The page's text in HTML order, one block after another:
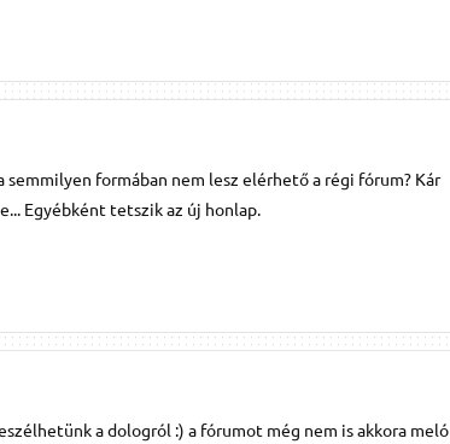
semmilyen formában nem lesz elérhető a régi fórum? Kár
Egyébként tetszik az új honlap.
a dologról :) a fórumot még nem is akkora meló